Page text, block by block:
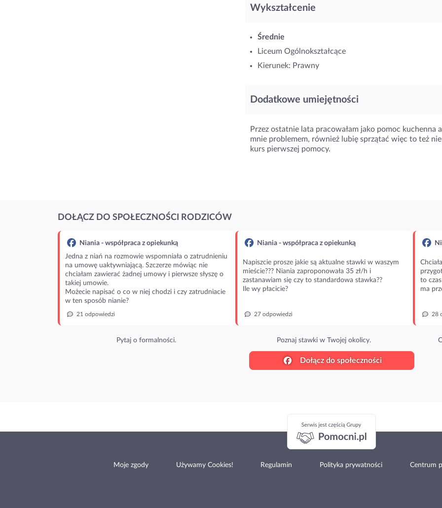
Wykształcenie
Średnie
Liceum Ogólnokształcące
Kierunek: Prawny
Dodatkowe umiejętności
Przez ostatnie lata pracowałam jako pomoc kuchenna
mnie problemem, również lubię sprzątać więc to też
kurs pierwszej pomocy.
DOŁĄCZ DO SPOŁECZNOŚCI RODZICÓW
Niania - współpraca z opiekunką
Jedna z niań na rozmowie wspomniała o zatrudnieniu
na umowę uaktywniającą. Szczerze mówiąc nie
chciałam zawierać żadnej umowy i pierwsze słyszę o
takiej umowie.
Możecie napisać o co w niej chodzi i czy zatrudniacie
w ten sposób nianie?
21 odpowiedzi
Pytaj o formalności.
Niania - współpraca z opiekunką
Napiszcie prosze jakie są aktualne stawki w waszym
mieście??? Niania zaproponowała 35 zł/h i
zastanawiam się czy to standardowa stawka??
Ile wy płacicie?
27 odpowiedzi
Poznaj stawki w Twojej okolicy.
to
ma
28
Dołącz do społeczności
Moje zgody Używamy Cookies! Regulamin Polityka prywatności Centrum